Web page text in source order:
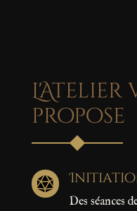
L'Atelier
propose

Des séances